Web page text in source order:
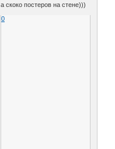
а скоко постеров на стене)))
0